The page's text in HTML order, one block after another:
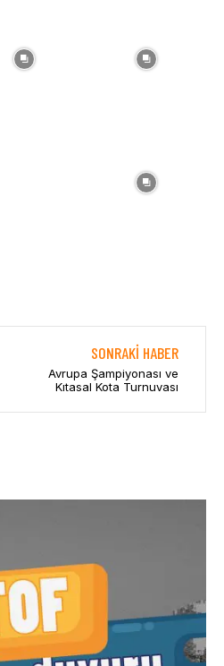
SONRAKI HABER
Avrupa Şampiyonası ve
Kıtasal Kota Turnuvası